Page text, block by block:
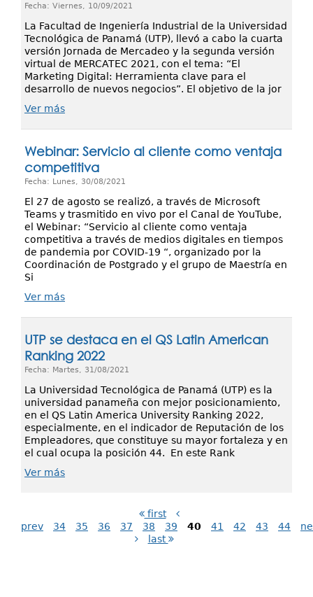
Fecha: Viernes, 10/09/2021
La Facultad de Ingeniería Industrial de la Universidad
Tecnológica de Panamá (UTP), llevó a cabo la cuarta
versión Jornada de Mercadeo y la segunda versión
virtual de MERCATEC 2021, con el tema: “El
Marketing Digital: Herramienta clave para el
desarrollo de nuevos negocios”. El objetivo de la jor
Ver más
Webinar: Servicio al cliente como ventaja
competitiva
Fecha: Lunes, 30/08/2021
El 27 de agosto se realizó, a través de Microsoft
Teams y trasmitido en vivo por el Canal de YouTube,
el Webinar: “Servicio al cliente como ventaja
competitiva a través de medios digitales en tiempos
de pandemia por COVID-19 “, organizado por la
Coordinación de Postgrado y el grupo de Maestría en
Si
Ver más
UTP se destaca en el QS Latin American
Ranking 2022
Fecha: Martes, 31/08/2021
La Universidad Tecnológica de Panamá (UTP) es la
universidad panameña con mejor posicionamiento,
en el QS Latin America University Ranking 2022,
especialmente, en el indicador de Reputación de los
Empleadores, que constituye su mayor fortaleza y en
el cual ocupa la posición 44. En este Rank
Ver más
first
prev
34 35 36 37 38 39 40 41 42 43 44
last